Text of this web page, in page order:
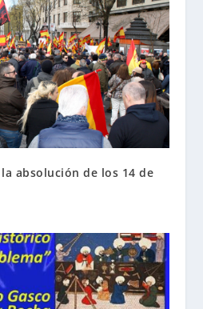
absolución de los 14 de